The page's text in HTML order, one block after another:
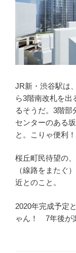
JR新・渋谷駅は
ら3階南改札を出
るそうだ。3階部
センターのある
と。こりゃ便利！
桜丘町民待望の
（線路をまたぐ
近とのこと。
2020年完成予定
ゃん！ 7年後が